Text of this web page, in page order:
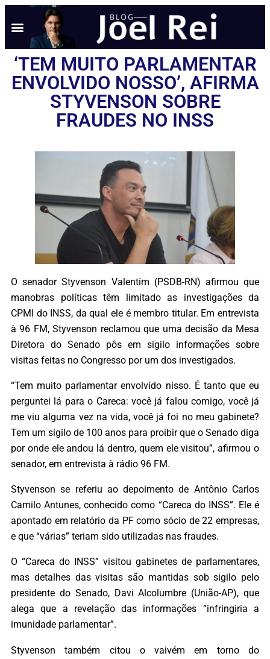
‘TEM MUITO PARLAMENTAR
ENVOLVIDO NOSSO’, AFIRMA
STYVENSON SOBRE
FRAUDES NO INSS
O senador Styvenson Valentim (PSDB-RN) afirmou que
manobras políticas têm limitado as investigações da
CPMI do INSS, da qual ele é membro titular. Em entrevista
à 96 FM, Styvenson reclamou que uma decisão da Mesa
Diretora do Senado pôs em sigilo informações sobre
visitas feitas no Congresso por um dos investigados.
“Tem muito parlamentar envolvido nisso. É tanto que eu
perguntei lá para o Careca: você já falou comigo, você já
me viu alguma vez na vida, você já foi no meu gabinete?
Tem um sigilo de 100 anos para proibir que o Senado diga
por onde ele andou lá dentro, quem ele visitou”, afirmou o
senador, em entrevista à rádio 96 FM.
Styvenson se referiu ao depoimento de Antônio Carlos
Camilo Antunes, conhecido como “Careca do INSS”. Ele é
apontado em relatório da PF como sócio de 22 empresas,
e que “várias” teriam sido utilizadas nas fraudes.
O “Careca do INSS” visitou gabinetes de parlamentares,
mas detalhes das visitas são mantidas sob sigilo pelo
presidente do Senado, Davi Alcolumbre (União-AP), que
alega que a revelação das informações “infringiria a
imunidade parlamentar”.
Styvenson também citou o vaivém em torno do